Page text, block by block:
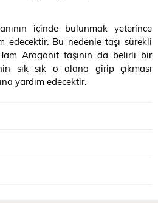
içinde bulunmak yeterince
edecektir. Bu nedenle taşı sürekli
Aragonit taşının da belirli bir
sık sık o alana girip çıkması
yardım edecektir.